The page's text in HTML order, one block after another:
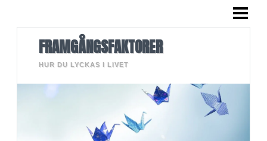
LÄNGRE TEXTER
FRAMGÅNGSFAKTORER
HUR DU LYCKAS I LIVET